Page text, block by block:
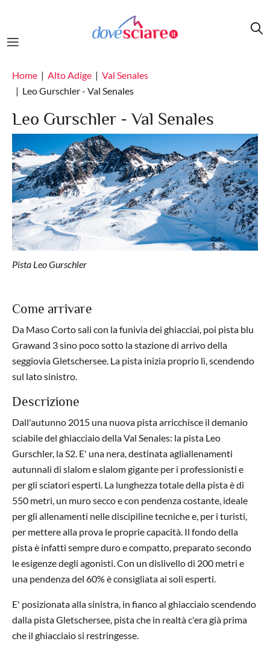
Home Alto Adige
Val Senales
Leo Gurschler - Val Senales
Leo Gurschler - Val Senales
Pista Leo Gurschler
Come arrivare
Da Maso Corto sali con la funivia dei ghiacciai, poi pista blu
Grawand 3 sino poco sotto la stazione di arrivo della
seggiovia Gletschersee. La pista inizia proprio lì, scendendo
sul lato sinistro.
Descrizione
Dall'autunno 2015 una nuova pista arricchisce il demanio
sciabile del ghiacciaio della Val Senales: la pista Leo
Gurschler, la S2. E' una nera, destinata agliallenamenti
autunnali di slalom e slalom gigante per i professionisti e
per gli sciatori esperti. La lunghezza totale della pista è di
550 metri, un muro secco e con pendenza costante, ideale
per gli allenamenti nelle discipiline tecniche e, per i turisti,
per mettere alla prova le proprie capacità. Il fondo della
pista è infatti sempre duro e compatto, preparato secondo
le esigenze degli agonisti. Con un dislivello di 200 metri e
una pendenza del 60% è consigliata ai soli esperti.
E' posizionata alla sinistra, in fianco al ghiacciaio scendendo
dalla pista Gletschersee, pista che in realtà c'era già prima
che il ghiacciaio si restringesse.